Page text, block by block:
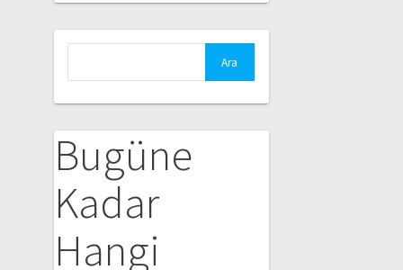
Bugüne
Kadar
Hangi